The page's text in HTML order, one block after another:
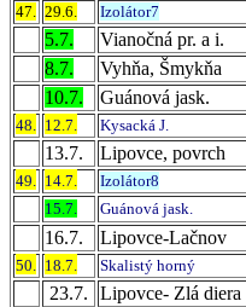
47.
29.6. Izolátor7
5.7. Vianočná pr. a i.
8.7.
Vyhňa, Šmykňa
10.7.
Guánová jask.
48. 12.7. Kysacká J.
13.7. Lipovce, povrch
49. 14.7. Izolátor8
15.7.
Guánová jask.
16.7. Lipovce-Lačnov
50. 18.7. Skalistý horný
23.7. Lipovce- Zlá diera